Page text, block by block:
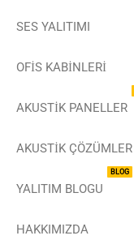
SES YALITIMI
OFİS KABİNLERİ
AKUSTİK PANELLER
AKUSTIK ÇÖZÜMLER
YALITIM BLOGU
BLOG
HAKKIMIZDA